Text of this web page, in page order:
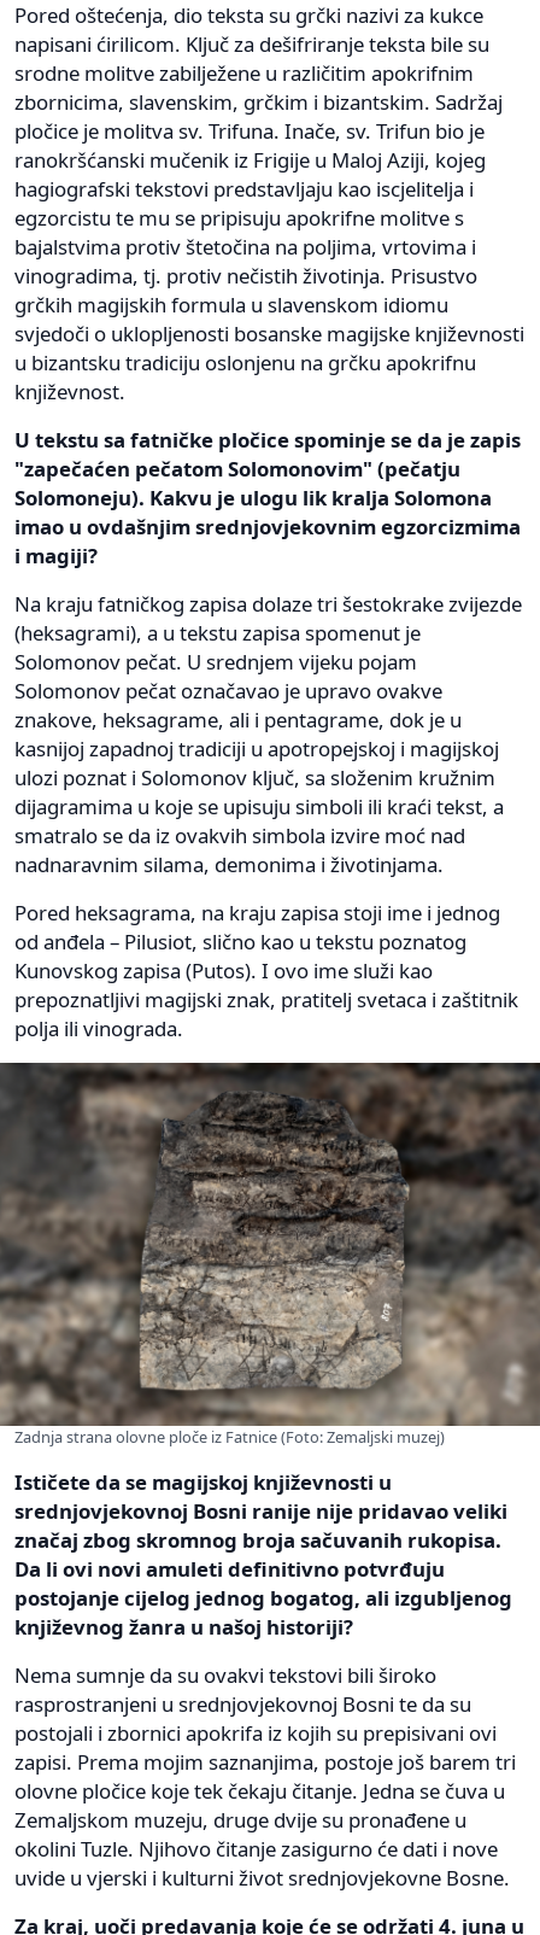
Pored oštećenja, dio teksta su grčki nazivi za kukce
napisani ćirilicom. Ključ za dešifriranje teksta bile su
srodne molitve zabilježene u različitim apokrifnim
zbornicima, slavenskim, grčkim i bizantskim. Sadržaj
pločice je molitva sv. Trifuna. Inače, sv. Trifun bio je
ranokršćanski mučenik iz Frigije u Maloj Aziji, kojeg
hagiografski tekstovi predstavljaju kao iscjelitelja i
egzorcistu te mu se pripisuju apokrifne molitve s
bajalstvima protiv štetočina na poljima, vrtovima i
vinogradima, tj. protiv nečistih životinja. Prisustvo
grčkih magijskih formula u slavenskom idiomu
svjedoči o uklopljenosti bosanske magijske književnosti
u bizantsku tradiciju oslonjenu na grčku apokrifnu
književnost.
U tekstu sa fatničke pločice spominje se da je zapis
"zapečaćen pečatom Solomonovim" (pečatju
Solomoneju). Kakvu je ulogu lik kralja Solomona
imao u ovdašnjim srednjovjekovnim egzorcizmima
i magiji?
Na kraju fatničkog zapisa dolaze tri šestokrake zvijezde
(heksagrami), a u tekstu zapisa spomenut je
Solomonov pečat. U srednjem vijeku pojam
Solomonov pečat označavao je upravo ovakve
znakove, heksagrame, ali i pentagrame, dok je u
kasnijoj zapadnoj tradiciji u apotropejskoj i magijskoj
ulozi poznat i Solomonov ključ, sa složenim kružnim
dijagramima u koje se upisuju simboli ili kraći tekst, a
smatralo se da iz ovakvih simbola izvire moć nad
nadnaravnim silama, demonima i životinjama.
Pored heksagrama, na kraju zapisa stoji ime i jednog
od anđela – Pilusiot, slično kao u tekstu poznatog
Kunovskog zapisa (Putos). I ovo ime služi kao
prepoznatljivi magijski znak, pratitelj svetaca i zaštitnik
polja ili vinograda.
Zadnja strana olovne ploče iz Fatnice (Foto: Zemaljski muzej)
Ističete da se magijskoj književnosti u
srednjovjekovnoj Bosni ranije nije pridavao veliki
značaj zbog skromnog broja sačuvanih rukopisa.
Da li ovi novi amuleti definitivno potvrđuju
postojanje cijelog jednog bogatog, ali izgubljenog
književnog žanra u našoj historiji?
Nema sumnje da su ovakvi tekstovi bili široko
rasprostranjeni u srednjovjekovnoj Bosni te da su
postojali i zbornici apokrifa iz kojih su prepisivani ovi
zapisi. Prema mojim saznanjima, postoje još barem tri
olovne pločice koje tek čekaju čitanje. Jedna se čuva u
Zemaljskom muzeju, druge dvije su pronađene u
okolini Tuzle. Njihovo čitanje zasigurno će dati i nove
uvide u vjerski i kulturni život srednjovjekovne Bosne.
Za kraj, uoči predavanja koje će se održati 4. juna u